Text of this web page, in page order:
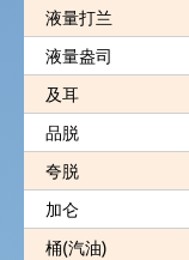
液量打兰
液量盎司
及耳
品脱
夸脱
加仑
桶(汽油)